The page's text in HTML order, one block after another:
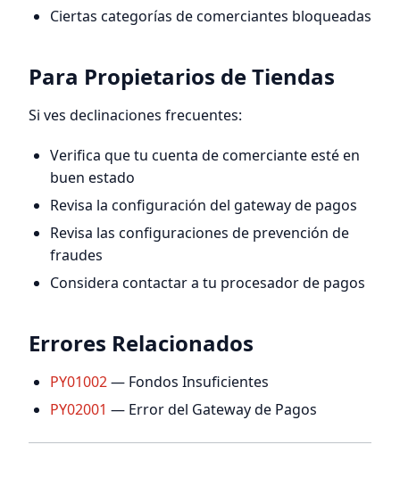
Ciertas categorías de comerciantes bloqueadas
Para Propietarios de Tiendas
Si ves declinaciones frecuentes:
Verifica que tu cuenta de comerciante esté en
buen estado
Revisa la configuración del gateway de pagos
Revisa las configuraciones de prevención de
fraudes
Considera contactar a tu procesador de pagos
Errores Relacionados
PY01002— Fondos Insuficientes
PY02001 — Error del Gateway de Pagos